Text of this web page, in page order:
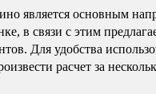
является основным
в связи с этим
Для удобства
расчет за